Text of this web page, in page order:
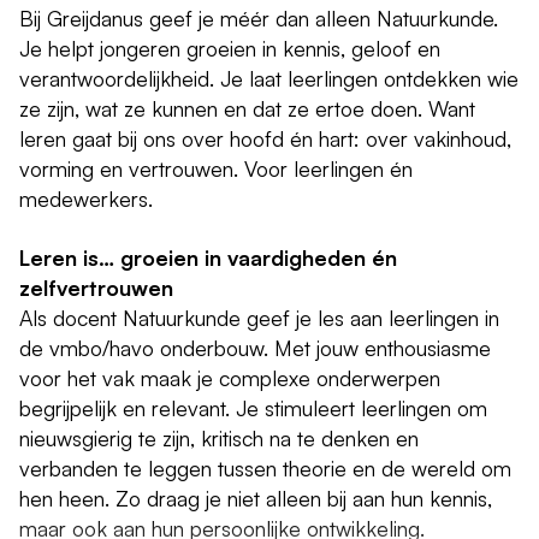
Bij Greijdanus geef je méér dan alleen Natuurkunde.
Je helpt jongeren groeien in kennis, geloof en
verantwoordelijkheid. Je laat leerlingen ontdekken wie
ze zijn, wat ze kunnen en dat ze ertoe doen. Want
leren gaat bij ons over hoofd én hart: over vakinhoud,
vorming en vertrouwen. Voor leerlingen én
medewerkers.
Leren is… groeien in vaardigheden én
zelfvertrouwen
Als docent Natuurkunde geef je les aan leerlingen in
de vmbo/havo onderbouw. Met jouw enthousiasme
voor het vak maak je complexe onderwerpen
begrijpelijk en relevant. Je stimuleert leerlingen om
nieuwsgierig te zijn, kritisch na te denken en
verbanden te leggen tussen theorie en de wereld om
hen heen. Zo draag je niet alleen bij aan hun kennis,
maar ook aan hun persoonlijke ontwikkeling.